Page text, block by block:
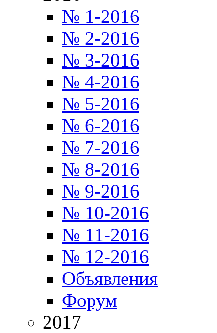
№ 1-2016
№ 2-2016
№ 3-2016
№ 4-2016
№ 5-2016
№ 6-2016
№ 7-2016
№ 8-2016
№ 9-2016
№ 10-2016
№ 11-2016
№ 12-2016
Объявления
Форум
2017